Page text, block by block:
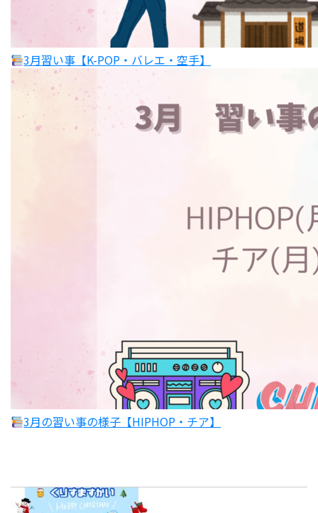
3月習い事【K-POP・バレエ・空手】
3月の習い事の様子【HIPHOP・チア】